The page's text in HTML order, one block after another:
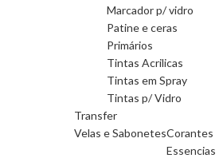
Marcador p/ vidro
Patine e ceras
Primários
Tintas Acrilicas
Tintas em Spray
Tintas p/ Vidro
Transfer
Velas e SabonetesCorantes
Essencias